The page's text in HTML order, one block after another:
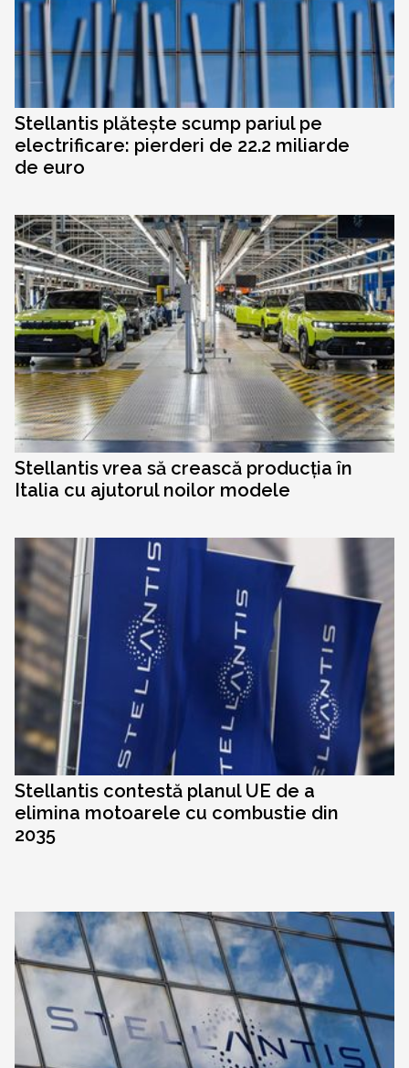
Stellantis plătește scump pariul pe
electrificare: pierderi de 22.2 miliarde
de euro
Stellantis vrea să crească producția în
Italia cu ajutorul noilor modele
Stellantis contestă planul UE de a
elimina motoarele cu combustie din
2035